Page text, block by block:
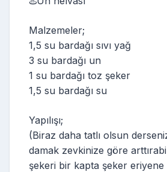
Malzemeler;
1,5 su bardağı sıvı yağ
3 su bardağı un
1 su bardağı toz şeker
1,5 su bardağı su
Yapılışı;
(Biraz daha tatlı olsun
damak zevkinize göre
şekeri bir kapta şeker eriyene